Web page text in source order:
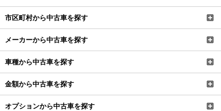
市区町村から中古車を探す
メーカーから中古車を探す
車種から中古車を探す
金額から中古車を探す
オプションから中古車を探す